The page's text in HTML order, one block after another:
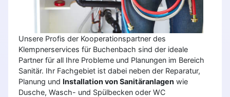
Unsere Profis der Kooperationspartner des
Klempnerservices für Buchenbach sind der ideale
Partner für all Ihre Probleme und Planungen im Bereich
Sanitär. Ihr Fachgebiet ist dabei neben der Reparatur,
Planung und Installation von Sanitäranlagen wie
Dusche, Wasch- und Spülbecken oder WC